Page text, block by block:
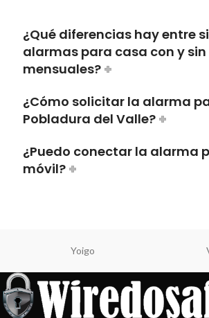
¿Qué diferencias hay entre
alarmas para casa con y
mensuales?
¿Cómo solicitar la alarma
Pobladura del Valle?
¿Puedo conectar la alarma
móvil?
Yoigo